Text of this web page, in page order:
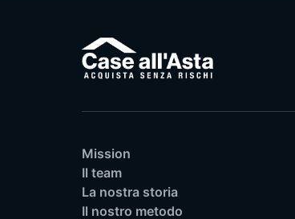
Mission
Il team
La nostra storia
Il nostro metodo